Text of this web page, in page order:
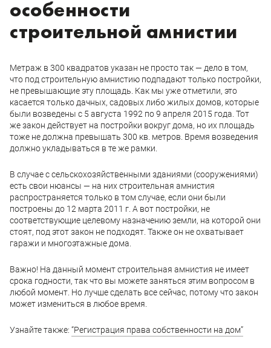
особенности
строительной амнистии
Метраж в 300 квадратов указан не просто так — дело в том,
что под строительную амнистию подпадают только постройки,
не превышающие эту площадь. Как мы уже отметили, это
касается только дачных, садовых либо жилых домов, которые
были возведены с 5 августа 1992 по 9 апреля 2015 года. Тот
же закон действует на постройки вокруг дома, но их площадь
тоже не должна превышать 300 кв. метров. Время возведения
должно укладываться в те же рамки.
В случае с сельскохозяйственными зданиями (сооружениями)
есть свои нюансы — на них строительная амнистия
распространяется только в том случае, если они были
построены до 12 марта 2011 г. А вот постройки, не
соответствующие целевому назначению земли, на которой они
стоят, под этот закон не подходят. Также он не охватывает
гаражи и многоэтажные дома.
Важно! На данный момент строительная амнистия не имеет
срока годности, так что вы можете заняться этим вопросом в
любой момент. Но лучше сделать все сейчас, потому что закон
может измениться в любое время.
Узнайте также: “Регистрация права собственности на дом”